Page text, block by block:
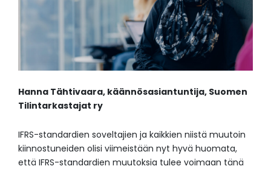
Hanna Tähtivaara, käännösasiantuntija, Suomen
Tilintarkastajat ry
IFRS-standardien soveltajien ja kaikkien niistä muutoin
kiinnostuneiden olisi viimeistään nyt hyvä huomata,
että IFRS-standardien muutoksia tulee voimaan tänä